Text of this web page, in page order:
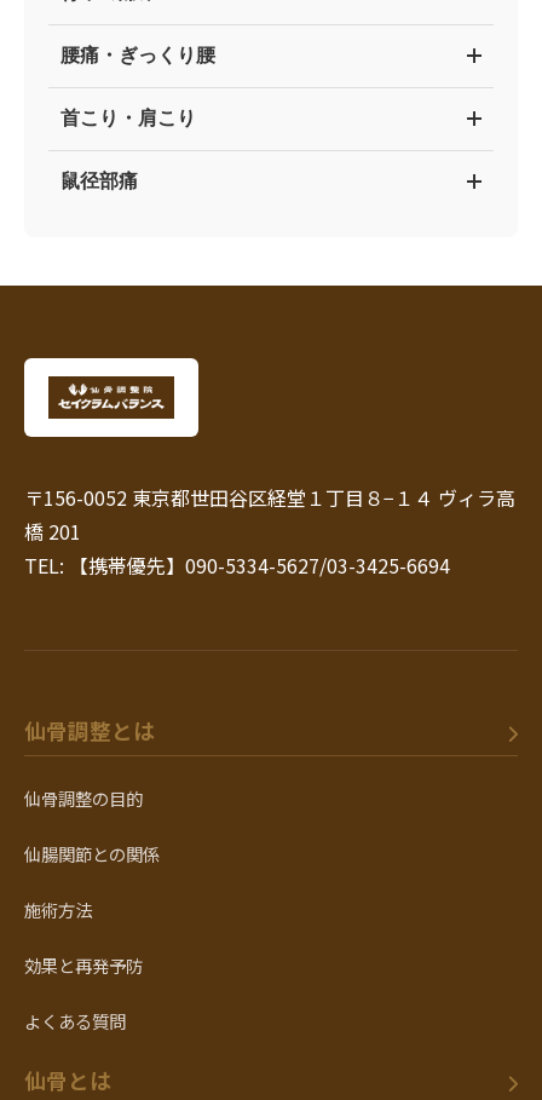
腰痛・ぎっくり腰
首こり・肩こり
鼠径部痛
〒156-0052 東京都世田谷区経堂１丁目８−１４ ヴィラ高
橋 201
TEL: 【携帯優先】090-5334-5627/03-3425-6694
仙骨調整とは
仙骨調整の目的
仙腸関節との関係
施術方法
効果と再発予防
よくある質問
仙骨とは